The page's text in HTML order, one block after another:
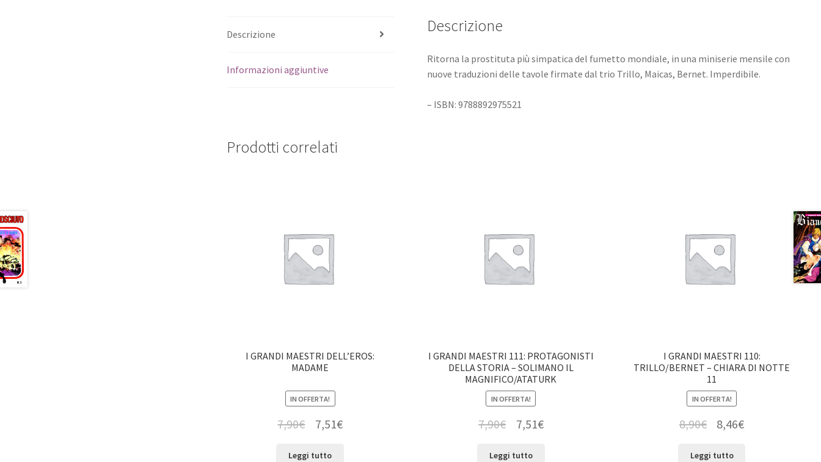
Descrizione
Informazioni aggiuntive
Descrizione
Ritorna la prostituta più simpatica del fumetto mondiale, in una miniserie mensile con
nuove traduzioni delle tavole firmate dal trio Trillo, Maicas, Bernet. Imperdibile.
– ISBN: 9788892975521
Prodotti correlati
I GRANDI MAESTRI DELL’EROS:
MADAME
IN OFFERTA!
7,90€ 7,51€
Leggi tutto
I GRANDI MAESTRI 111: PROTAGONISTI
DELLA STORIA – SOLIMANO IL
MAGNIFICO/ATATURK
IN OFFERTA!
7,90€ 7,51€
Leggi tutto
I GRANDI MAESTRI 110:
TRILLO/BERNET – CHIARA DI NOTTE
11
IN OFFERTA!
8,90€ 8,46€
Leggi tutto